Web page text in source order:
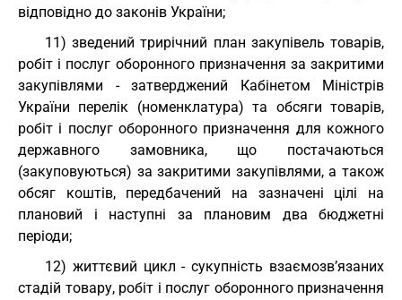
відповідно до законів України;
11) зведений трирічний план закупівель товарів,
робіт і послуг оборонного призначення за закритими
закупівлями - затверджений Кабінетом Міністрів
України перелік (номенклатура) та обсяги товарів,
робіт і послуг оборонного призначення для кожного
державного замовника, що постачаються
(закуповуються) за закритими закупівлями, а також
обсяг коштів, передбачений на зазначені цілі на
плановий і наступні за плановим два бюджетні
періоди;
12) життєвий цикл - сукупність взаємозв’язаних
стадій товару, робіт і послуг оборонного призначення